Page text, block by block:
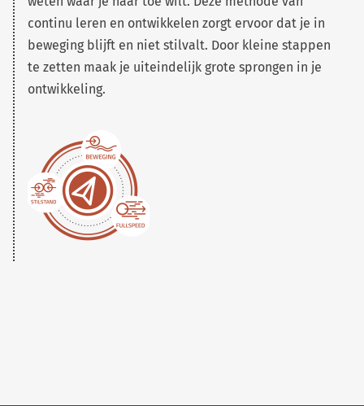
continu leren en ontwikkelen zorgt ervoor dat je in
beweging blijft en niet stilvalt. Door kleine stappen
te zetten maak je uiteindelijk grote sprongen in je
ontwikkeling.